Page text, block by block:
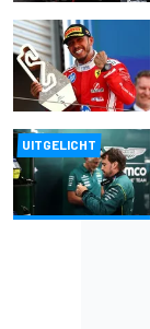
UITGELICHT